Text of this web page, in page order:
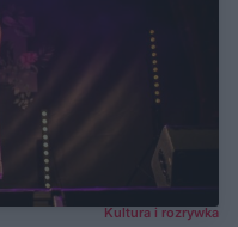
Kultura i rozrywka